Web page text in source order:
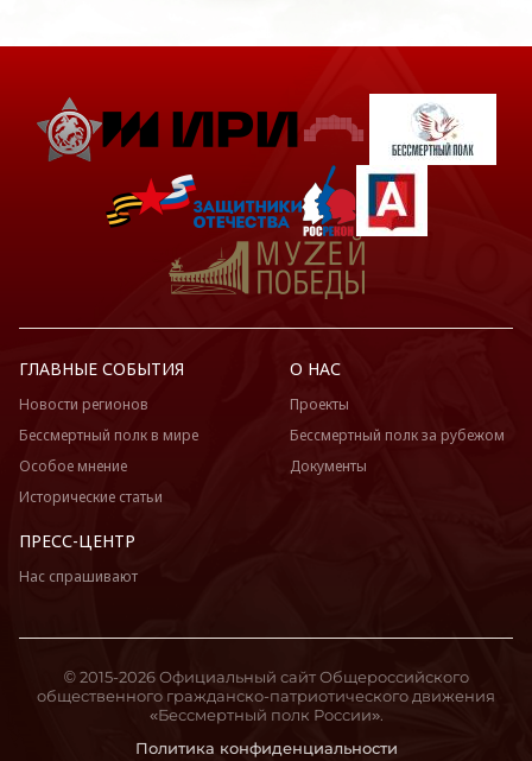
ГЛАВНЫЕ СОБЫТИЯ
Новости регионов
Бессмертный полк в мире
Особое мнение
Исторические статьи
О НАС
Проекты
Бессмертный полк за рубежом
Документы
ПРЕСС-ЦЕНТР
Нас спрашивают
Политика конфиденциальности
© 2015-2026 Официальный сайт Общероссийского
общественного гражданско-патриотического движения
«Бессмертный полк России».